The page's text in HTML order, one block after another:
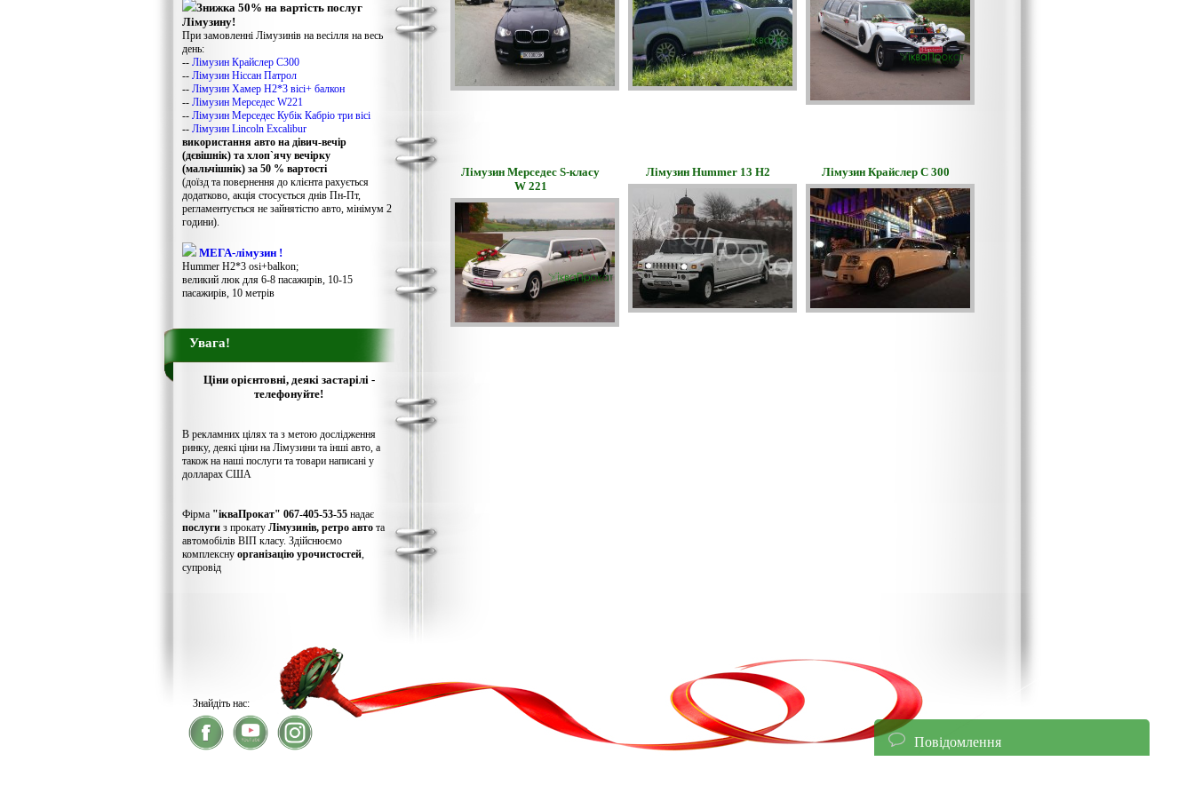
Знижка 50% на вартість послуг
Лімузину!
При замовленні Лімузинів на весілля на весь
день:
-- Лімузин Крайслер С300
-- Лімузин Ніссан Патрол
-- Лімузин Хамер Н2*3 вісі+ балкон
-- Лімузин Мерседес W221
-- Лімузин Мерседес Кубік Кабріо три вісі
-- Лімузин Lincoln Excalibur
використання авто на дівич-вечір
(дєвішнік) та хлоп`ячу вечірку
(мальчішнік) за 50 % вартості
(доїзд та повернення до клієнта рахується
додатково, акція стосується днів Пн-Пт,
регламентується не зайнятістю авто, мінімум 2
години).
МЕГА-лімузин !
Hummer H2*3 osi+balkon;
великий люк для 6-8 пасажирів, 10-15
пасажирів, 10 метрів
Увага!
Ціни орієнтовні, деякі застарілі -
телефонуйте!
В рекламних цілях та з метою дослідження
ринку, деякі ціни на Лімузини та інші авто, а
також на наші послуги та товари написані у
долларах США
Фірма "ікваПрокат" 067-405-53-55 надає
послуги з прокату Лімузинів, ретро авто та
автомобілів ВІП класу. Здійснюємо
комплексну організацію урочистостей,
супровід
Лімузин Мерседес S-класу
W 221
Лімузин Hummer 13 H2 Лімузин Крайслер С 300
Знайдіть нас:
Повідомлення